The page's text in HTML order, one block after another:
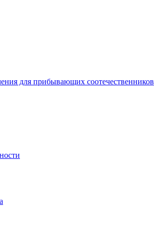
для прибывающих соотечественников